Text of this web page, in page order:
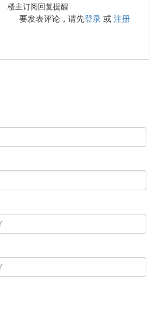
楼主订阅回复提醒
要发表评论，请先登录 或 注册